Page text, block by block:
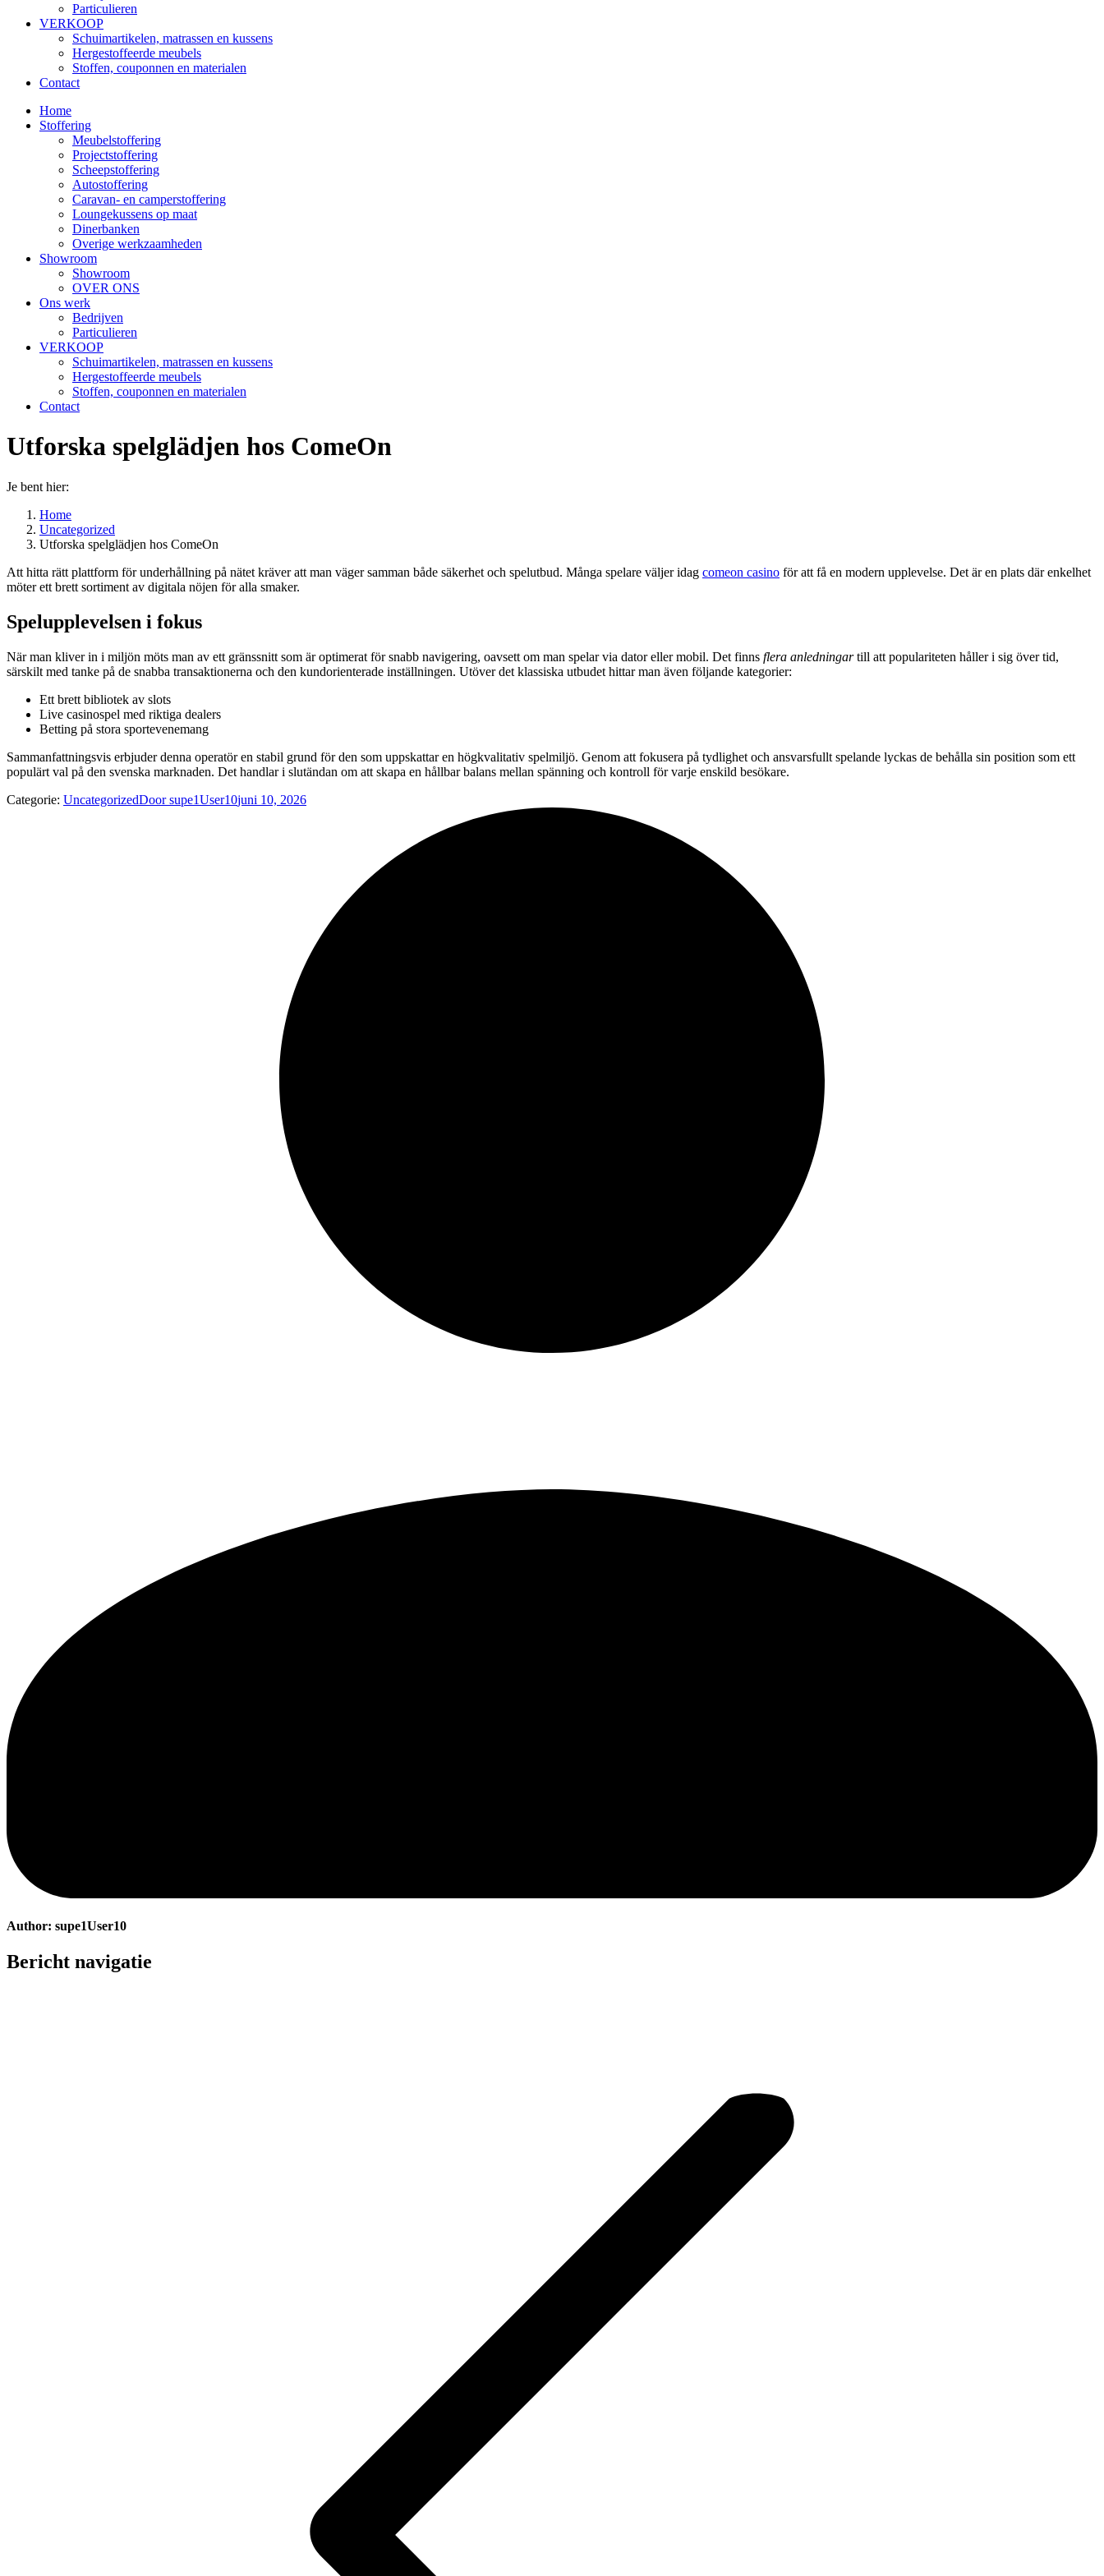
Particulieren
VERKOOP
Schuimartikelen, matrassen en kussens
Hergestoffeerde meubels
Stoffen, couponnen en materialen
Contact
Home
Stoffering
Meubelstoffering
Projectstoffering
Scheepstoffering
Autostoffering
Caravan- en camperstoffering
Loungekussens op maat
Dinerbanken
Overige werkzaamheden
Showroom
Showroom
OVER ONS
Ons werk
Bedrijven
Particulieren
VERKOOP
Schuimartikelen, matrassen en kussens
Hergestoffeerde meubels
Stoffen, couponnen en materialen
Contact
Utforska spelglädjen hos ComeOn
Je bent hier:
Home
Uncategorized
Utforska spelglädjen hos ComeOn
Att hitta rätt plattform för underhållning på nätet kräver att man väger samman både säkerhet och spelutbud. Många spelare väljer idag comeon casino för att få en modern upplevelse. Det är en plats där enkelhet
möter ett brett sortiment av digitala nöjen för alla smaker.
Spelupplevelsen i fokus
När man kliver in i miljön möts man av ett gränssnitt som är optimerat för snabb navigering, oavsett om man spelar via dator eller mobil. Det finns flera anledningartill att populariteten håller i sig över tid,
särskilt med tanke på de snabba transaktionerna och den kundorienterade inställningen. Utöver det klassiska utbudet hittar man även följande kategorier:
Ett brett bibliotek av slots
Live casinospel med riktiga dealers
Betting på stora sportevenemang
Sammanfattningsvis erbjuder denna operatör en stabil grund för den som uppskattar en högkvalitativ spelmiljö. Genom att fokusera på tydlighet och ansvarsfullt spelande lyckas de behålla sin position som ett
populärt val på den svenska marknaden. Det handlar i slutändan om att skapa en hållbar balans mellan spänning och kontroll för varje enskild besökare.
Categorie: UncategorizedDoorsupe1User10juni 10, 2026
Author: supe1User10
Bericht navigatie